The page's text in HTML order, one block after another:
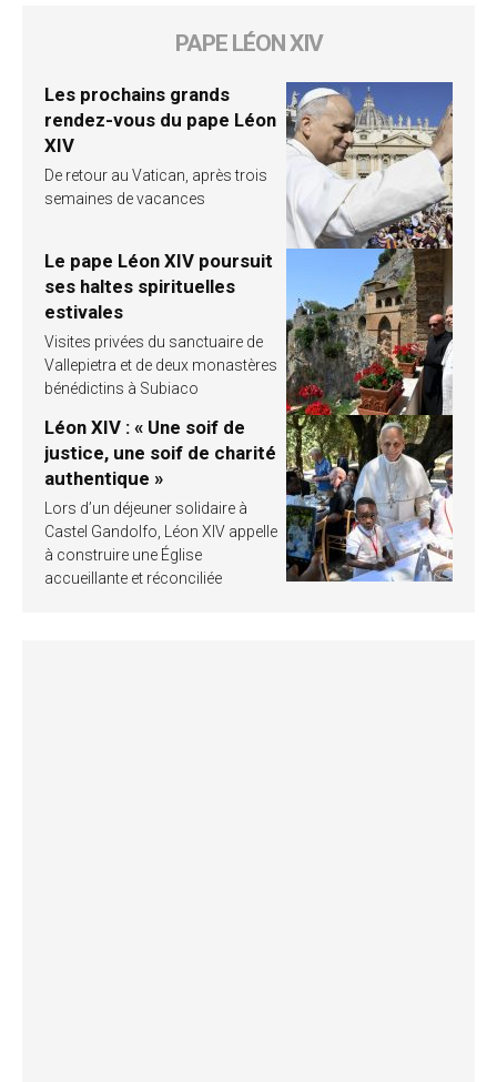
PAPE LÉON XIV
Les prochains grands
rendez-vous du pape Léon
XIV
De retour au Vatican, après trois
semaines de vacances
Le pape Léon XIV poursuit
ses haltes spirituelles
estivales
Visites privées du sanctuaire de
Vallepietra et de deux monastères
bénédictins à Subiaco
Léon XIV : « Une soif de
justice, une soif de charité
authentique »
Lors d’un déjeuner solidaire à
Castel Gandolfo, Léon XIV appelle
à construire une Église
accueillante et réconciliée